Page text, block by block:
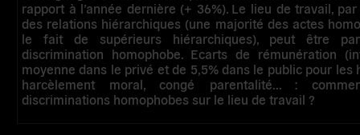
rapport à l’année dernière (+ 36%). Le lieu de travail,
des relations hiérarchiques (une majorité des actes
le fait de supérieurs hiérarchiques), peut être
discrimination homophobe. Ecarts de rémunération
moyenne dans le privé et de 5,5% dans le public pour les
harcèlement moral, congé parentalité… :
discriminations homophobes sur le lieu de travail ?